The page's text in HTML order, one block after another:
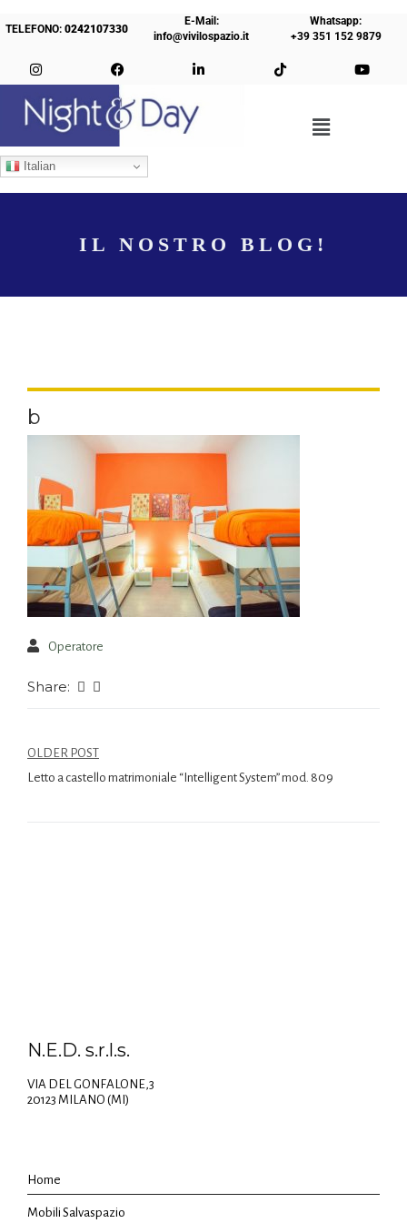
TELEFONO:0242107330
E-Mail:
info@vivilospazio.it
Whatsapp:
+39 351 152 9879
Italian
IL NOSTRO BLOG!
b
Operatore
Share:
OLDER POST
Letto a castello matrimoniale “Intelligent System” mod. 809
N.E.D. s.r.l.s.
VIA DEL GONFALONE,3
20123 MILANO (MI)
Home
Mobili Salvaspazio